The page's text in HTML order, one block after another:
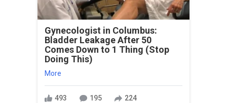
Gynecologist in Columbus:
Bladder Leakage After 50
Comes Down to 1 Thing (Stop
Doing This)
More
493 195 224